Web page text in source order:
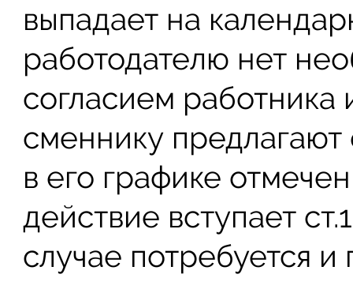
выпадает на
работодателю нет
согласием работника
сменнику предлагают
в его графике
действие вступает
случае потребуется и